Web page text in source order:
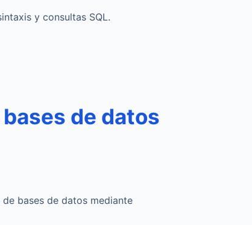
y consultas SQL.
de datos
bases de datos mediante